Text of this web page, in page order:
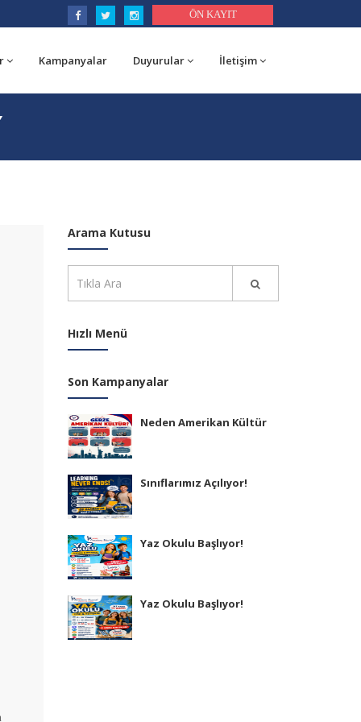
ÖN KAYIT
Kampanyalar Duyurular İletişim
Arama Kutusu
Hızlı Menü
Son Kampanyalar
Neden Amerikan Kültür
Sınıflarımız Açılıyor!
Yaz Okulu Başlıyor!
Yaz Okulu Başlıyor!